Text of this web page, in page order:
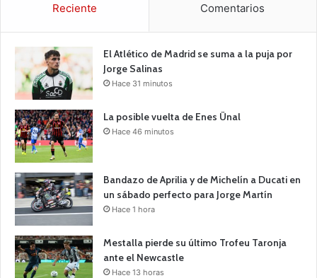
Reciente Comentarios
El Atlético de Madrid se suma a la puja por
Jorge Salinas
Hace 31 minutos
La posible vuelta de Enes Ünal
Hace 46 minutos
Bandazo de Aprilia y de Michelín a Ducati en
un sábado perfecto para Jorge Martín
Hace 1 hora
Mestalla pierde su último Trofeu Taronja
ante el Newcastle
Hace 13 horas